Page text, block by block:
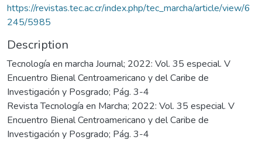
https://revistas.tec.ac.cr/index.php/tec_marcha/article/view/6
245/5985
Description
Tecnología en marcha Journal; 2022: Vol. 35 especial. V
Encuentro Bienal Centroamericano y del Caribe de
Investigación y Posgrado; Pág. 3-4
Revista Tecnología en Marcha; 2022: Vol. 35 especial. V
Encuentro Bienal Centroamericano y del Caribe de
Investigación y Posgrado; Pág. 3-4